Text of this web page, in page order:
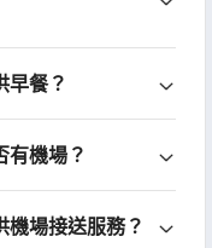
早餐？
有機場？
場接送服務？